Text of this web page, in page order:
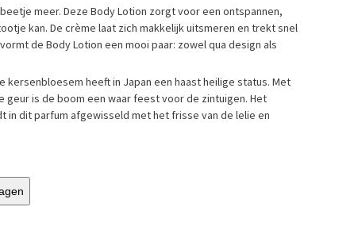
meer. Deze Body Lotion zorgt voor een ontspannen,
kan. De crème laat zich makkelijk uitsmeren en trekt snel
de Body Lotion een mooi paar: zowel qua design als
kersenbloesem heeft in Japan een haast heilige status. Met
geur is de boom een waar feest voor de zintuigen. Het
in dit parfum afgewisseld met het frisse van de lelie en